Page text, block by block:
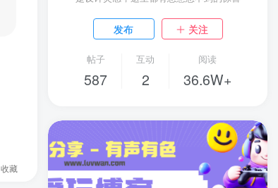
收藏
发布 关注
帖子
587
互动
2
阅读
36.6W+